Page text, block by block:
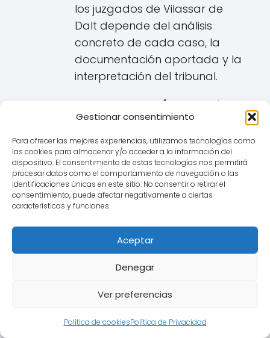
Gestionar consentimiento
Para ofrecer las mejores experiencias, utilizamos tecnologías como
las cookies para almacenar y/o acceder a la información del
dispositivo. El consentimiento de estas tecnologías nos permitirá
procesar datos como el comportamiento de navegación o las
identificaciones únicas en este sitio. No consentir o retirar el
consentimiento, puede afectar negativamente a ciertas
características y funciones.
Aceptar
Denegar
Ver preferencias
Política de cookiesPolítica de Privacidad
los juzgados de Vilassar de
Dalt depende del análisis
concreto de cada caso, la
documentación aportada y la
interpretación del tribunal.
Posible Abusividad (Derivación de
la Falta de Transparencia):
Si se acredita la falta de
transparencia de la cláusula
IRPH, el juez puede pasar a
analizar si esta esabusiva.
Una cláusula es abusiva si, no
habiendo sido negociada
individualmente, causa un
desequilibrio importante entre
los derechos y obligaciones de
las partes en detrimento del
Dalt. Una cláusula IRPH no